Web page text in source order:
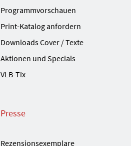
Programmvorschauen
Print-Katalog anfordern
Downloads Cover / Texte
Aktionen und Specials
VLB-Tix
Presse
Rezensionsexemplare